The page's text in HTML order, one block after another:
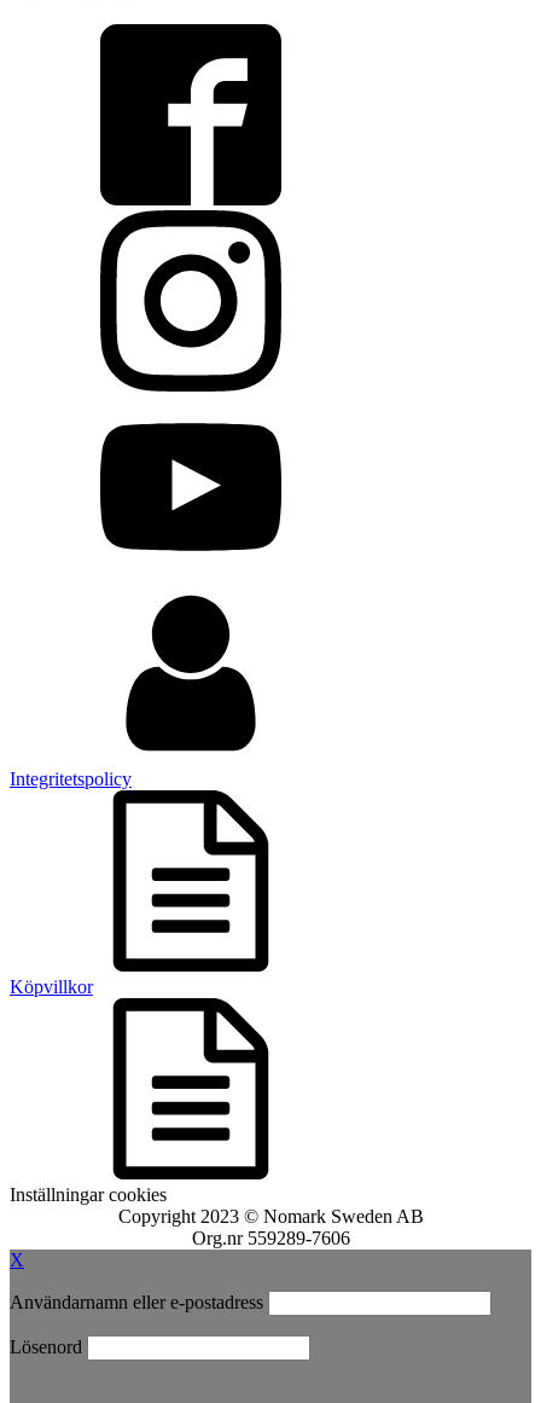
Integritetspolicy
Köpvillkor
Inställningar cookies
Copyright 2023 © Nomark Sweden AB
Org.nr 559289-7606
X
Användarnamn eller e-postadress
Lösenord